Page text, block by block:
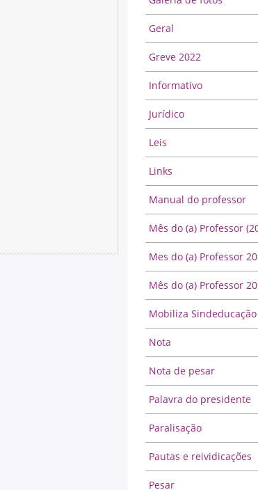
Geral
Greve 2022
Informativo
Jurídico
Leis
Links
Manual do professor
Mês do (a) Professor
Mes do (a) Professor
Mês do (a) Professor
Mobiliza Sindeducação
Nota
Nota de pesar
Palavra do presidente
Paralisação
Pautas e reividicações
Pesar